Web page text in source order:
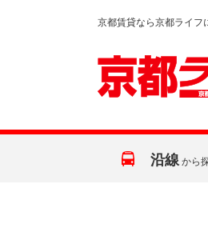
京都賃貸なら京都ライフ
沿線 から